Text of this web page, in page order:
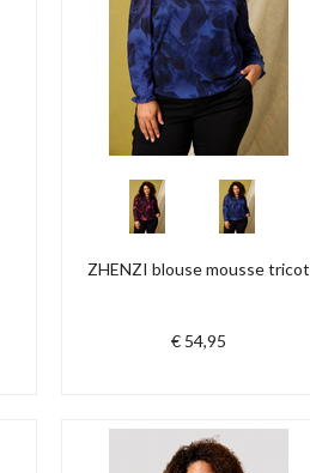
ZHENZI blouse mousse tricot
€ 54,95